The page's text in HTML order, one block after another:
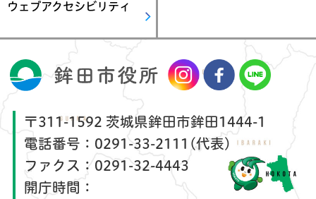
ウェブアクセシビリティ
〒311-1592 茨城県鉾田市鉾田1444-1
電話番号： 0291-33-2111(代表)
ファクス： 0291-32-4443
開庁時間：